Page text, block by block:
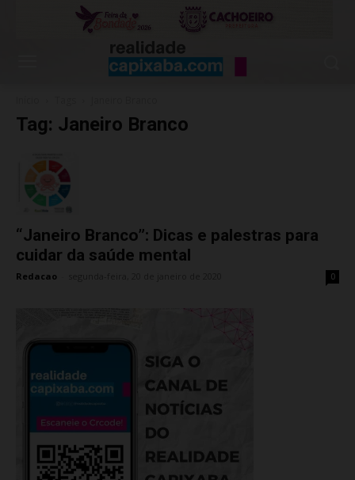
Tag: Janeiro Branco
“Janeiro Branco”: Dicas e palestras para
cuidar da saúde mental
Redacao 0